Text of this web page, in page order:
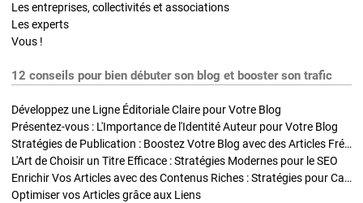
Les entreprises, collectivités et associations
Les experts
Vous !
12 conseils pour bien débuter son blog et booster son trafic
Développez une Ligne Éditoriale Claire pour Votre Blog
Présentez-vous : L'Importance de l'Identité Auteur pour Votre Blog
Stratégies de Publication : Boostez Votre Blog avec des Articles Fréquents et Exclusifs
L'Art de Choisir un Titre Efficace : Stratégies Modernes pour le SEO
Enrichir Vos Articles avec des Contenus Riches : Stratégies pour Captiver et Optimiser
Optimiser vos Articles grâce aux Liens